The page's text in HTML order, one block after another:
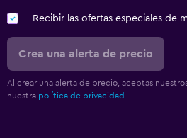
Recibir las ofertas especiales de
Crea una alerta de precio
Al crear una alerta de precio, aceptas
nuestra política de privacidad.